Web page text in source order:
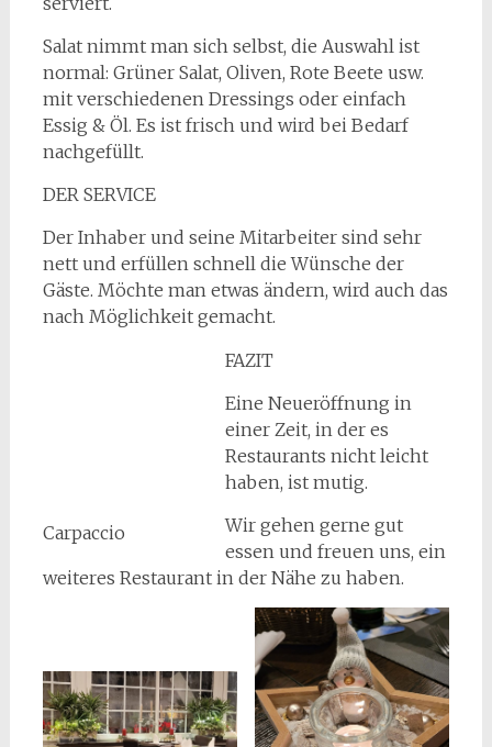
Salat nimmt man sich selbst, die Auswahl ist
normal: Grüner Salat, Oliven, Rote Beete usw.
mit verschiedenen Dressings oder einfach
Essig & Öl. Es ist frisch und wird bei Bedarf
nachgefüllt.
DER SERVICE
Der Inhaber und seine Mitarbeiter sind sehr
nett und erfüllen schnell die Wünsche der
Gäste. Möchte man etwas ändern, wird auch das
nach Möglichkeit gemacht.
Carpaccio
FAZIT
Eine Neueröffnung in
einer Zeit, in der es
Restaurants nicht leicht
haben, ist mutig.
Wir gehen gerne gut
essen und freuen uns, ein
weiteres Restaurant in der Nähe zu haben.